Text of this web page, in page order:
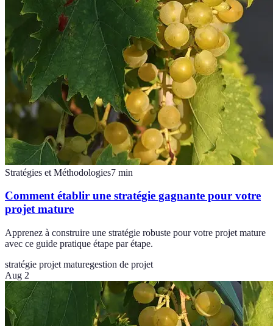
Stratégies et Méthodologies7 min
Comment établir une stratégie gagnante pour votre
projet mature
Apprenez à construire une stratégie robuste pour votre projet mature
avec ce guide pratique étape par étape.
stratégie projet maturegestion de projet
Aug 2